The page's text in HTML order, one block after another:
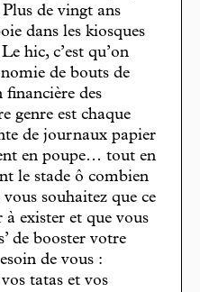
de vingt ans
dans les kiosques
hic, c’est qu’on
de bouts de
des
genre est chaque
de journaux papier
en poupe… tout en
le stade ô combien
souhaitez que ce
exister et que vous
de booster votre
de vous :
tatas et vos